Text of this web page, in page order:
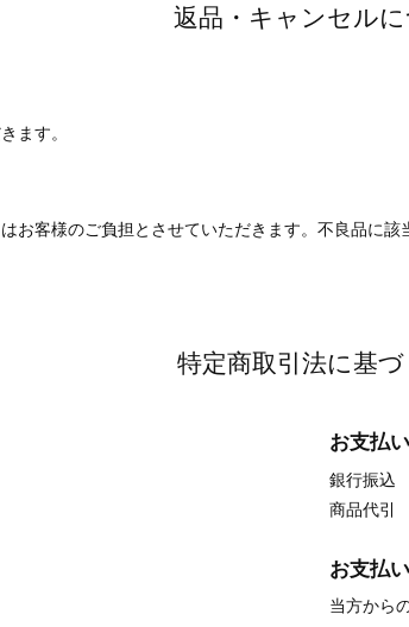
返品・キャンセル
ます。
お客様のご負担とさせていただきます。不良品に該
特定商取引法に基
お支払
銀行振込
商品代引
お支払
当方から